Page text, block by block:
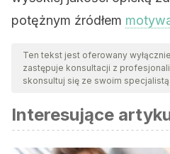
potężnym źródłem
Ten tekst jest oferowany
zastępuje konsultacji z
skonsultuj się ze swoim specjalistą.
Interesujące